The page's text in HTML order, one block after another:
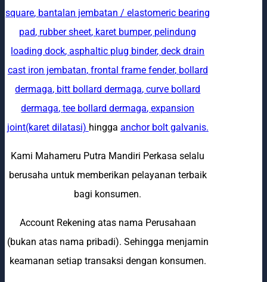
square, bantalan jembatan / elastomeric bearing
pad, rubber sheet, karet bumper, pelindung
loading dock,asphaltic plug binder,deck drain
cast iron jembatan, frontal frame fender, bollard
dermaga, bitt bollard dermaga,curve bollard
dermaga,tee bollard dermaga,expansion
joint(karet dilatasi) hingga anchor bolt galvanis.
Kami Mahameru Putra Mandiri Perkasa selalu
berusaha untuk memberikan pelayanan terbaik
bagi konsumen.
Account Rekening atas nama Perusahaan
(bukan atas nama pribadi). Sehingga menjamin
keamanan setiap transaksi dengan konsumen.